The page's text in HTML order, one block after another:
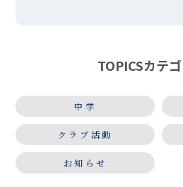
TOPICSカテ
中学
クラブ活動
お知らせ